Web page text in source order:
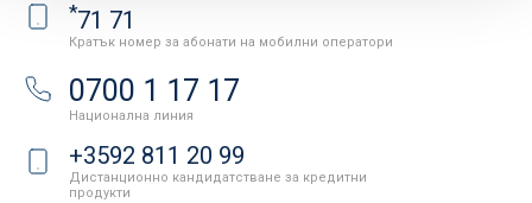
*71 71
Кратък номер за абонати на мобилни оператори
0700 1 17 17
Национална линия
+3592 811 20 99
Дистанционно кандидатстване за кредитни
продукти